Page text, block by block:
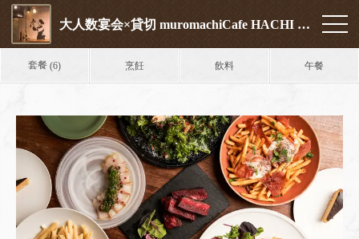
大人数宴会×貸切 muromachiCafe HACHI (ムロマチカフェハチ)
套餐(6) 烹飪 飲料 午餐